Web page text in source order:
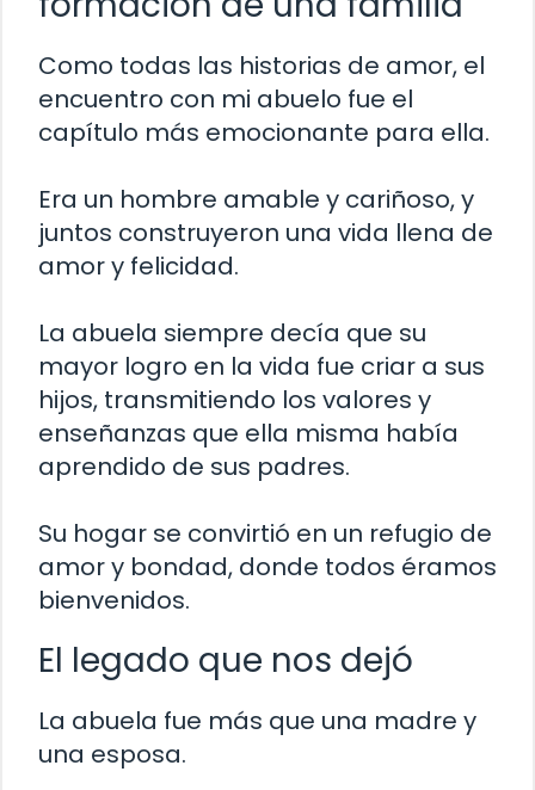
Como todas las historias de amor, el
encuentro con mi abuelo fue el
capítulo más emocionante para ella.
Era un hombre amable y cariñoso, y
juntos construyeron una vida llena de
amor y felicidad.
La abuela siempre decía que su
mayor logro en la vida fue criar a sus
hijos, transmitiendo los valores y
enseñanzas que ella misma había
aprendido de sus padres.
Su hogar se convirtió en un refugio de
amor y bondad, donde todos éramos
bienvenidos.
El legado que nos dejó
La abuela fue más que una madre y
una esposa.